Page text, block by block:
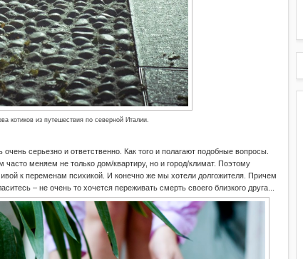
котиков из путешествия по северной Италии.
серьезно и ответственно. Как того и полагают подобные вопросы.
меняем не только дом/квартиру, но и город/климат. Поэтому
к переменам психикой. И конечно же мы хотели долгожителя. Причем
– не очень то хочется переживать смерть своего близкого друга...